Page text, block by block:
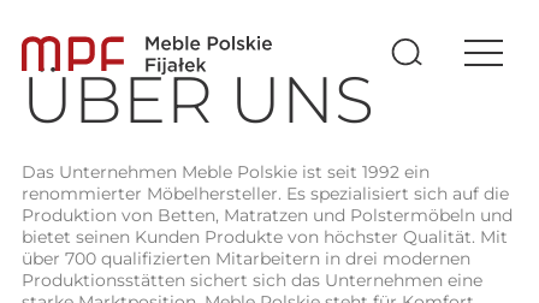
ÜBER UNS
Das Unternehmen Meble Polskie ist seit 1992 ein
renommierter Möbelhersteller. Es spezialisiert sich auf die
Produktion von Betten, Matratzen und Polstermöbeln und
bietet seinen Kunden Produkte von höchster Qualität. Mit
über 700 qualifizierten Mitarbeitern in drei modernen
Produktionsstätten sichert sich das Unternehmen eine